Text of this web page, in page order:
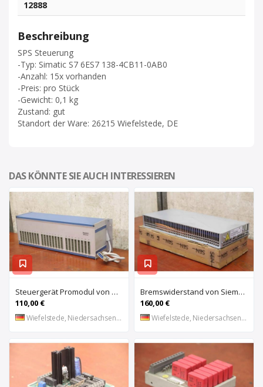
12888
Beschreibung
SPS Steuerung
-Typ: Simatic S7 6ES7 138-4CB11-0AB0
-Anzahl: 15x vorhanden
-Preis: pro Stück
-Gewicht: 0,1 kg
Zustand: gut
Standort der Ware: 26215 Wiefelstede, DE
DAS KÖNNTE SIE AUCH INTERESSIEREN
Steuergerät Promodul von Schleicher Ilsemann – KEG 24-30 KCD 1
110,00 €
Wiefelstede, Niedersachsen, DE
Bremswiderstand von Siemens – 6SL3100-1BE21-3AA0
160,00 €
Wiefelstede, Niedersachsen, DE